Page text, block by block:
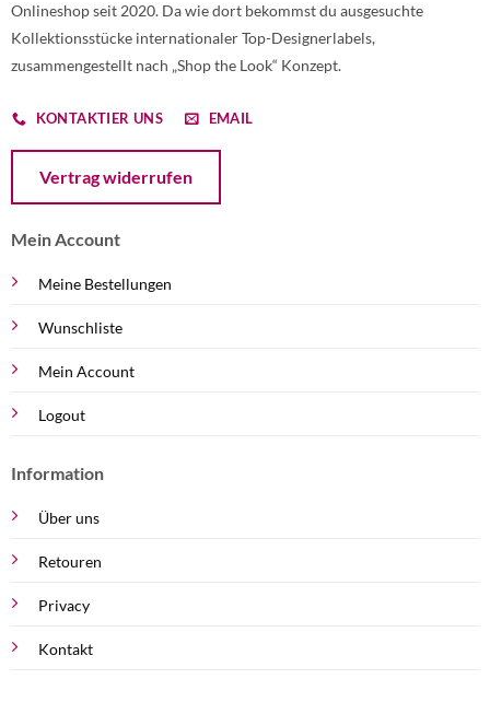
Onlineshop seit 2020. Da wie dort bekommst du ausgesuchte
Kollektionsstücke internationaler Top-Designerlabels,
zusammengestellt nach „Shop the Look“ Konzept.
KONTAKTIER UNS EMAIL
Vertrag widerrufen
Mein Account
Meine Bestellungen
Wunschliste
Mein Account
Logout
Information
Über uns
Retouren
Privacy
Kontakt